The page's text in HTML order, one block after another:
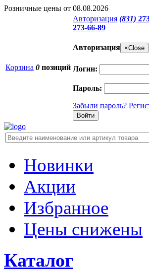
Розничные цены от 08.08.2026
Корзина 0 позиций
Авторизация (831)
273-66-89
Авторизация ×Close
Логин:
Пароль:
Забыли пароль?
Новинки
Акции
Избранное
Цены снижены
Каталог